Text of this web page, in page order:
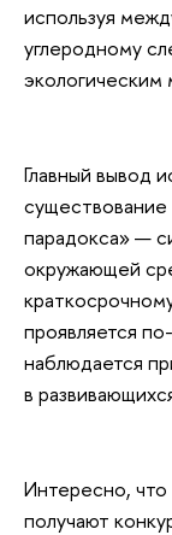
используя
углеродному
экологическим
Главный вывод
существование
парадокса» —
окружающей
проявляется
наблюдается
в
Интересно, что
получают